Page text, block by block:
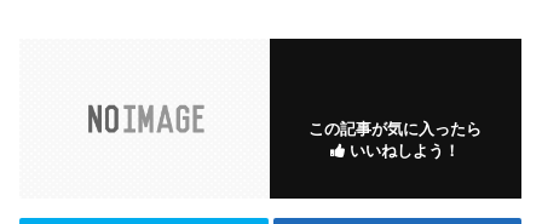
この記事が気に入ったら
いいねしよう！